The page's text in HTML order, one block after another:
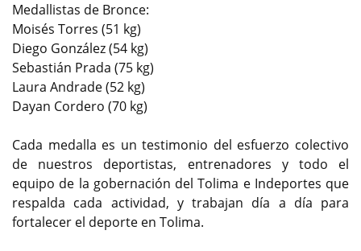
Medallistas de Bronce:
Moisés Torres (51 kg)
Diego González (54 kg)
Sebastián Prada (75 kg)
Laura Andrade (52 kg)
Dayan Cordero (70 kg)
Cada medalla es un testimonio del esfuerzo colectivo
de nuestros deportistas, entrenadores y todo el
equipo de la gobernación del Tolima e Indeportes que
respalda cada actividad, y trabajan día a día para
fortalecer el deporte en Tolima.